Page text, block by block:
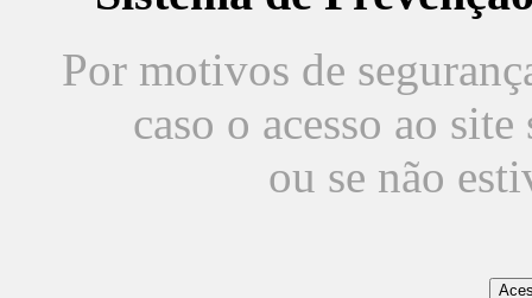
Por motivos de
caso o acesso ao
ou se não